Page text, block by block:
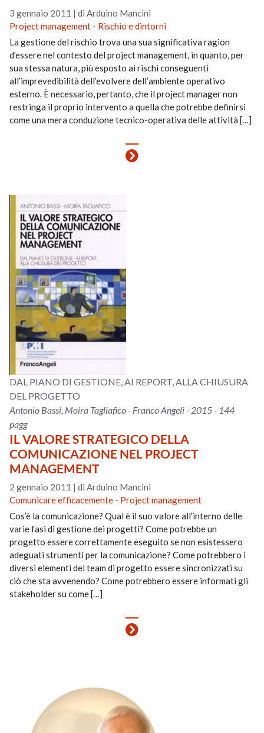
3 gennaio 2011 |di Arduino Mancini
Project management - Rischio e dintorni
La gestione del rischio trova una sua significativa ragion
d’essere nel contesto del project management, in quanto, per
sua stessa natura, più esposto ai rischi conseguenti
all’imprevedibilità dell’evolvere dell’ambiente operativo
esterno. È necessario, pertanto, che il project manager non
restringa il proprio intervento a quella che potrebbe definirsi
come una mera conduzione tecnico-operativa delle attività […]
DAL PIANO DI GESTIONE, AI REPORT, ALLA CHIUSURA
DEL PROGETTO
Antonio Bassi, Moira Tagliafico - Franco Angeli - 2015 - 144
pagg
IL VALORE STRATEGICO DELLA
COMUNICAZIONE NEL PROJECT
MANAGEMENT
2 gennaio 2011 |di Arduino Mancini
Comunicare efficacemente - Project management
Cos’è la comunicazione? Qual è il suo valore all’interno delle
varie fasi di gestione dei progetti? Come potrebbe un
progetto essere correttamente eseguito se non esistessero
adeguati strumenti per la comunicazione? Come potrebbero i
diversi elementi del team di progetto essere sincronizzati su
ciò che sta avvenendo? Come potrebbero essere informati gli
stakeholder su come […]